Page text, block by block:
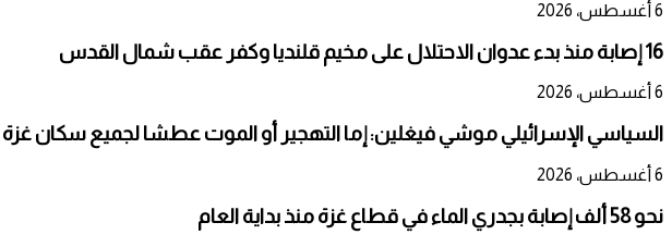
6 أغسطس، 2026
16 إصابة منذ بدء عدوان الاحتلال على مخيم قلنديا وكفر عقب شمال القدس
6 أغسطس، 2026
السياسي الإسرائيلي موشي فيغلين: إما التهجير أو الموت عطشا لجميع سكان غزة
6 أغسطس، 2026
نحو 58 ألف إصابة بجدري الماء في قطاع غزة منذ بداية العام